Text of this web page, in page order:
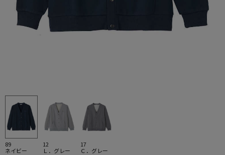
89
ネイビー
12
Ｌ．グレー
17
Ｃ．グレー